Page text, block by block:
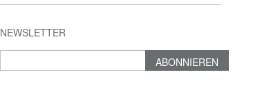
NEWSLETTER
ABONNIEREN